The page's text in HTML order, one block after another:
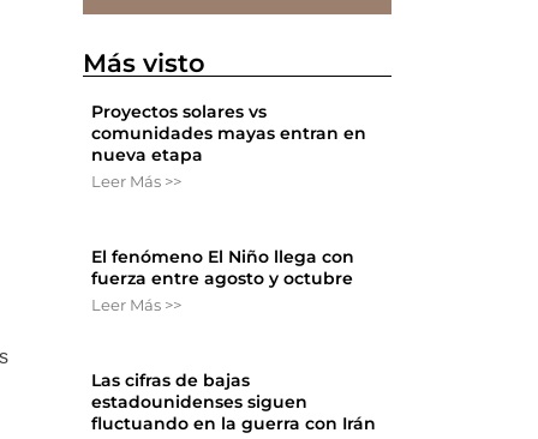
Más visto
Proyectos solares vs
comunidades mayas entran en
nueva etapa
Leer Más >>
El fenómeno El Niño llega con
fuerza entre agosto y octubre
Leer Más >>
Las cifras de bajas
estadounidenses siguen
fluctuando en la guerra con Irán